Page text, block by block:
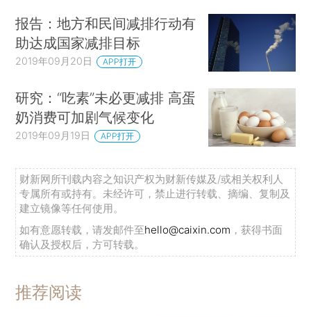
报告：地方和民间减排行动有
助达成国家减排目标
2019年09月20日 APP打开
研究：“吃素”未必更减排 高蛋
奶消费可加剧气候变化
2019年09月19日 APP打开
财新网所刊载内容之知识产权为财新传媒及/或相关权利人
专属所有或持有。未经许可，禁止进行转载、摘编、复制及
建立镜像等任何使用。
如有意愿转载，请发邮件至hello@caixin.com ，获得书面
确认及授权后，方可转载。
推荐阅读